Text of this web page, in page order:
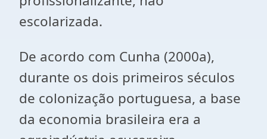
escolarizada.
De acordo com Cunha (2000a),
durante os dois primeiros séculos
de colonização portuguesa, a base
da economia brasileira era a